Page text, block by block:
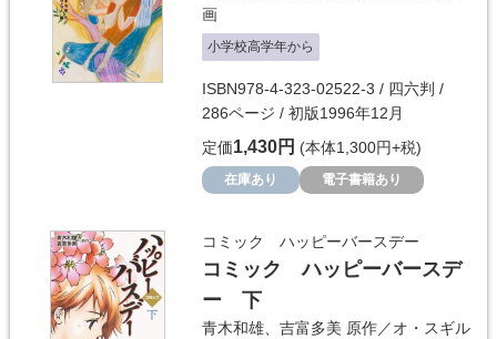
画
小学校高学年から
ISBN978-4-323-02522-3 / 四六判 /
286ページ / 初版1996年12月
定価1,430円 (本体1,300円+税)
在庫あり 電子書籍あり
コミック ハッピーバースデー
コミック ハッピーバースデ
ー 下
青木和雄 吉富多美 原作／オ・スギル